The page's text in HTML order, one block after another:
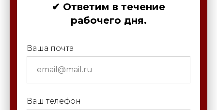
✔ Ответим в течение
рабочего дня.
Ваша почта
Ваш телефон